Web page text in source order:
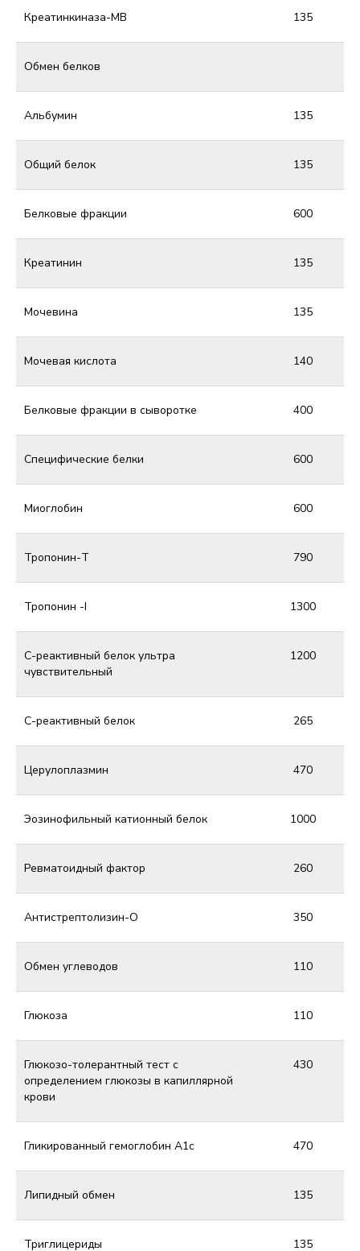
Креатинкиназа-МВ 135
Обмен белков
Альбумин 135
Общий белок 135
Белковые фракции 600
Креатинин 135
Мочевина 135
Мочевая кислота 140
Белковые фракции в сыворотке 400
Специфические белки 600
Миоглобин 600
Тропонин-Т 790
Тропонин -I 1300
С-реактивный белок ультра
чувствительный
1200
С-реактивный белок 265
Церулоплазмин 470
Эозинофильный катионный белок 1000
Ревматоидный фактор 260
Антистрептолизин-О 350
Обмен углеводов 110
Глюкоза 110
Глюкозо-толерантный тест с
определением глюкозы в капиллярной
крови
430
Гликированный гемоглобин А1с 470
Липидный обмен 135
Триглицериды 135